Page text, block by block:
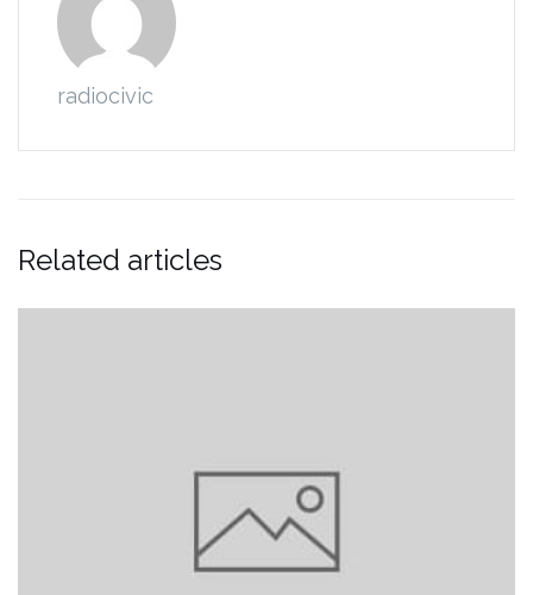
radiocivic
Related articles